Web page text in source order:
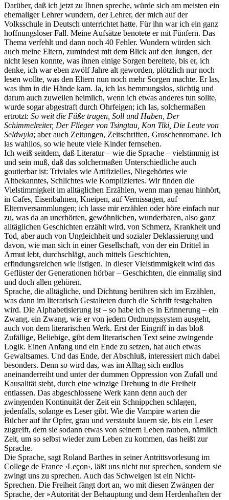
Darüber, daß ich jetzt zu Ihnen spreche, würde sich am meisten ein
ehemaliger Lehrer wundern, der Lehrer, der mich auf der
Volksschule in Deutsch unterrichtet hatte. Für ihn war ich ein ganz
hoffnungsloser Fall. Meine Aufsätze benotete er mit Fünfern. Das
Thema verfehlt und dann noch 40 Fehler. Wundern würden sich
auch meine Eltern, zumindest mit dem Blick auf den Jungen, der
nicht lesen konnte, was ihnen einige Sorgen bereitete, bis er, ich
denke, ich war eben zwölf Jahre alt geworden, plötzlich nur noch
lesen wollte, was den Eltern nun noch mehr Sorgen machte. Er las,
was ihm in die Hände kam. Ja, ich las hemmungslos, süchtig und
darum auch zuweilen heimlich, wenn ich etwas anderes tun sollte,
wurde sogar abgestraft durch Ohrfeigen; ich las, solchermaßen
ertrotzt: So weit die Füße tragen, Soll und Haben, Der
Schimmelreiter, Der Flieger von Tsingtau, Kon Tiki, Die Leute von
Seldwyla; aber auch Zeitungen, Zeitschriften, Groschenromane. Ich
las wahllos, so wie heute viele Kinder fernsehen.
Ich weiß seitdem, daß Literatur – wie die Sprache – vielstimmig ist
und sein muß, daß das solchermaßen Unterschiedliche auch
goutierbar ist: Triviales wie Artifizielles, Niegehörtes wie
Altbekanntes, Schlichtes wie Kompliziertes. Wir finden die
Vielstimmigkeit im alltäglichen Erzählen, wenn man genau hinhört,
in Cafes, Eisenbahnen, Kneipen, auf Vernissagen, auf
Elternversammlungen; ich lasse mir erzählen oder höre einfach nur
zu, was da an unerhörten, gewöhnlichen, wunderbaren, also ganz
alltäglichen Geschichten erzählt wird, von Schmerz, Krankheit und
Tod, aber auch von Ungleichheit und sozialer Deklassierung und
davon, wie man sich in einer Gesellschaft, von der ein Drittel in
Armut lebt, durchschlägt, auch mittels Geschichten,
erfindungsreichen wie listigen. In dieser Vielstimmigkeit wird das
Geflüster der Generationen hörbar – Geschichten, die einmalig sind
und doch allen gehören.
Sprache, die alltägliche, und Dichtung berühren sich im Erzählen,
was dann im literarisch Gestalteten durch die Schrift festgehalten
wird. Die Alphabetisierung ist – so habe ich es in Erinnerung – ein
Zwang, ein Zwang, wie er von jedem Ordnungssystem ausgeht,
auch von dem literarischen Werk. Erst der Eingriff in das bloß
Zufällige, Beliebige, gibt dem literarischen Text seine zwingende
Logik. Einen Anfang und ein Ende zu setzen, hat auch etwas
Gewaltsames. Und das Ende, der Abschluß, interessiert mich dabei
besonders. Denn so wird das, was im Alltag sich endlos
aneinanderreiht und unter der dummen Oppression von Zufall und
Kausalität steht, durch eine winzige Drehung in die Freiheit
entlassen. Das abgeschlossene Werk kann denn auch der
zwingenden Kontinuität der Zeit ein Schnippchen schlagen,
jedenfalls, solange es Leser gibt. Wie die Vampire warten die
Bücher auf ihr Opfer, grau und verstaubt lauern sie, bis ein Leser
zugreift, dem sie sodann etwas von seinem Leben rauben, nämlich
Zeit, um so selbst wieder zum Leben zu kommen, das heißt zur
Sprache.
Die Sprache, sagt Roland Barthes in seiner Antrittsvorlesung im
College de France ›Leçon‹, läßt uns nicht nur sprechen, sondern sie
zwingt uns zu sprechen. Auch das Schweigen ist ein Nicht-
Sprechen. Die Freiheit fängt dort an, wo mit diesen Zwängen der
Sprache, der »Autorität der Behauptung und dem Herdenhaften der